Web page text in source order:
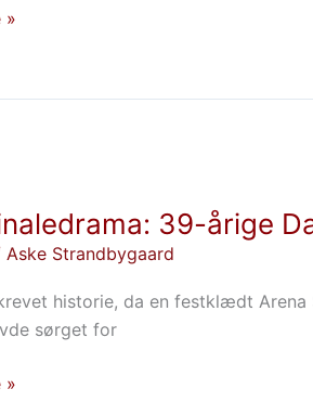
»
39-årige
Aske Strandbygaard
historie, da en festklædt
sørget for
»